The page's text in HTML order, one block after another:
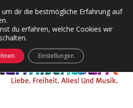
Kategorien
Menü
Hours Chilling
Die Wende
KFMW-Disco
Dates
öffnen
dir die bestmögliche Erfahrung auf
du erfahren, welche Cookies wir
Einstellungen